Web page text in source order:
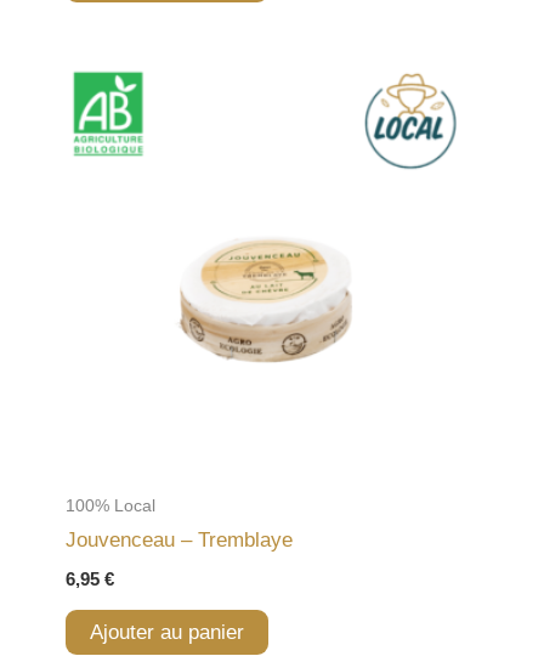
100% Local
Jouvenceau – Tremblaye
6,95 €
Ajouter au panier